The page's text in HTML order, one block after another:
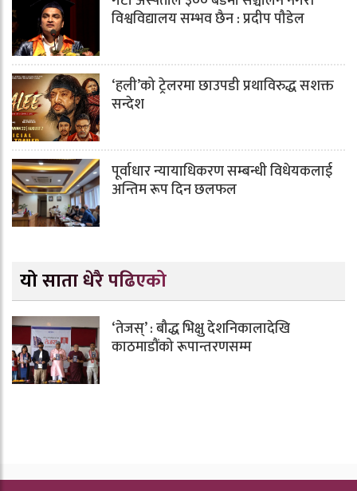
विश्वविद्यालय सम्भव छैन : प्रदीप पौडेल
‘हली’को ट्रेलरमा छाउपडी प्रथाविरुद्ध सशक्त
सन्देश
पूर्वाधार न्यायाधिकरण सम्बन्धी विधेयकलाई
अन्तिम रूप दिन छलफल
यो साता धेरै पढिएको
‘तेजस्’ : बौद्ध भिक्षु देशनिकालादेखि
काठमाडौंको रूपान्तरणसम्म